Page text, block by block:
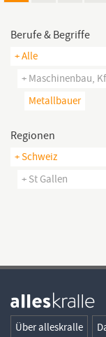
Berufe & Begriffe
+ Alle
+ Maschinenbau,
Metallbauer
Regionen
+ Schweiz
+ St Gallen
Über alleskralle